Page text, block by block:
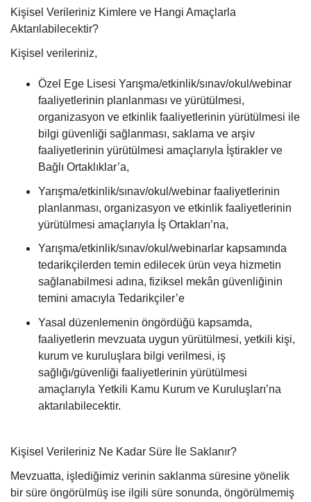
Kişisel Verileriniz Kimlere ve Hangi Amaçlarla
Aktarılabilecektir?
Kişisel verileriniz,
Özel Ege Lisesi Yarışma/etkinlik/sınav/okul/webinar
faaliyetlerinin planlanması ve yürütülmesi,
organizasyon ve etkinlik faaliyetlerinin yürütülmesi ile
bilgi güvenliği sağlanması, saklama ve arşiv
faaliyetlerinin yürütülmesi amaçlarıyla İştirakler ve
Bağlı Ortaklıklar’a,
Yarışma/etkinlik/sınav/okul/webinar faaliyetlerinin
planlanması, organizasyon ve etkinlik faaliyetlerinin
yürütülmesi amaçlarıyla İş Ortakları’na,
Yarışma/etkinlik/sınav/okul/webinarlar kapsamında
tedarikçilerden temin edilecek ürün veya hizmetin
sağlanabilmesi adına, fiziksel mekân güvenliğinin
temini amacıyla Tedarikçiler’e
Yasal düzenlemenin öngördüğü kapsamda,
faaliyetlerin mevzuata uygun yürütülmesi, yetkili kişi,
kurum ve kuruluşlara bilgi verilmesi, iş
sağlığı/güvenliği faaliyetlerinin yürütülmesi
amaçlarıyla Yetkili Kamu Kurum ve Kuruluşları’na
aktarılabilecektir.
Kişisel Verileriniz Ne Kadar Süre İle Saklanır?
Mevzuatta, işlediğimiz verinin saklanma süresine yönelik
bir süre öngörülmüş ise ilgili süre sonunda, öngörülmemiş